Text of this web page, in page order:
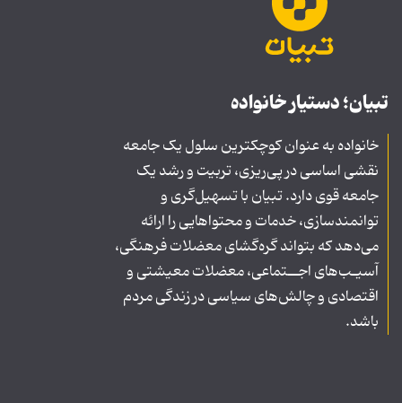
تبیان؛ دستیار خانواده
خانواده به عنوان کوچکترین سلول یک جامعه
نقشی اساسی در پی‌ریزی، تربیت و رشد یک
جامعه قوی دارد. تبیان با تسهیل‌گری و
توانمندسازی، خدمات و محتواهایی را ارائه
می‌دهد که بتواند گره‌گشای معضلات فرهنگی،
آسیـب‌های اجــتماعی، معضلات معیشتی و
اقتصادی و چالش‌های سیاسی در زندگی مردم
باشد.